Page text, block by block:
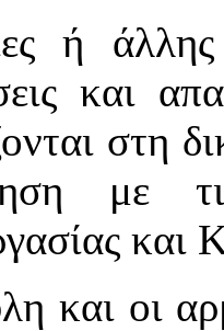
ή άλλης
και
στη
με
και
και οι